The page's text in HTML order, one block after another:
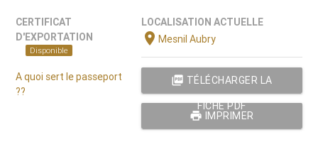
CERTIFICAT
D'EXPORTATION
Disponible
A quoi sert le passeport
??
LOCALISATION ACTUELLE
location_onMesnil Aubry
picture_as_pdf TÉLÉCHARGER LA
FICHE PDF
print IMPRIMER